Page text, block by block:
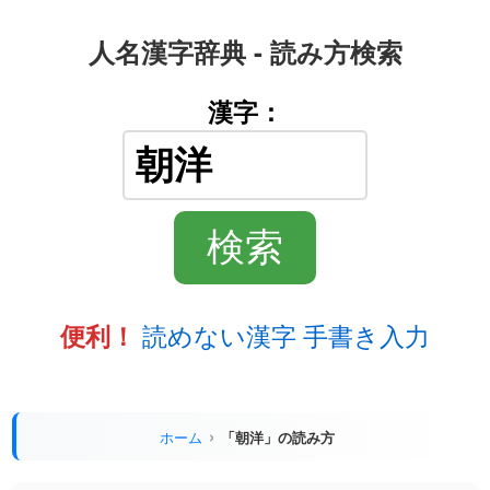
人名漢字辞典 - 読み方検索
漢字：
便利！ 読めない漢字 手書き入力
ホーム 「朝洋」の読み方